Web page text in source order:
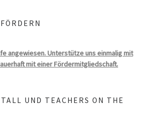
angewiesen. Unterstütze uns einmalig mit
mit einer Fördermitgliedschaft.
UND TEACHERS ON THE